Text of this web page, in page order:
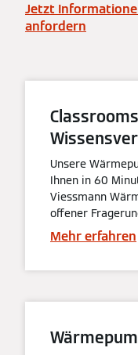
Jetzt
anfordern
Unsere
Ihnen in 60
Viessmann
offener
Mehr erfahren